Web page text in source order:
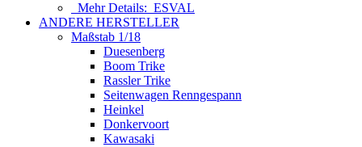
Mehr Details: ESVAL
ANDERE HERSTELLER
Maßstab 1/18
Duesenberg
Boom Trike
Rassler Trike
Seitenwagen Renngespann
Heinkel
Donkervoort
Kawasaki